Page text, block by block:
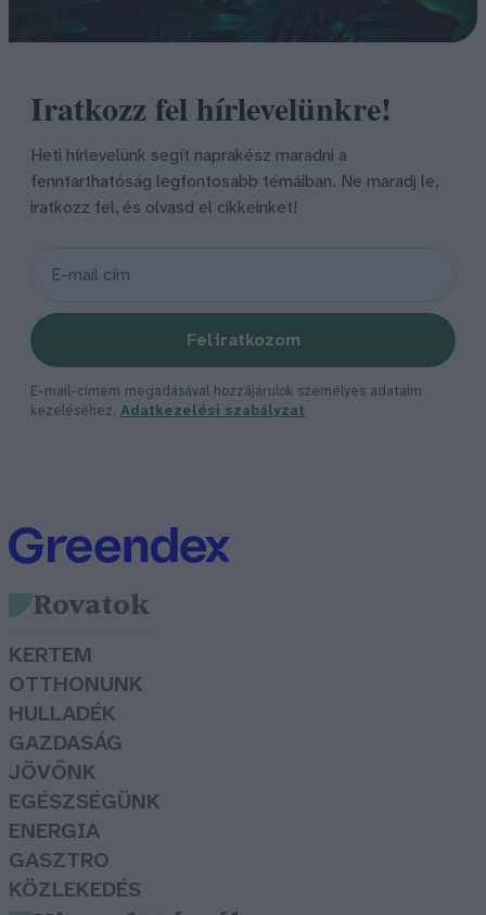
Iratkozz fel hírlevelünkre!
Heti hírlevelünk segít naprakész maradni a
fenntarthatóság legfontosabb témáiban. Ne maradj le,
iratkozz fel, és olvasd el cikkeinket!
Feliratkozom
E-mail-címem megadásával hozzájárulok személyes adataim
kezeléséhez. Adatkezelési szabályzat
Rovatok
KERTEM
OTTHONUNK
HULLADÉK
GAZDASÁG
JÖVŐNK
EGÉSZSÉGÜNK
ENERGIA
GASZTRO
KÖZLEKEDÉS